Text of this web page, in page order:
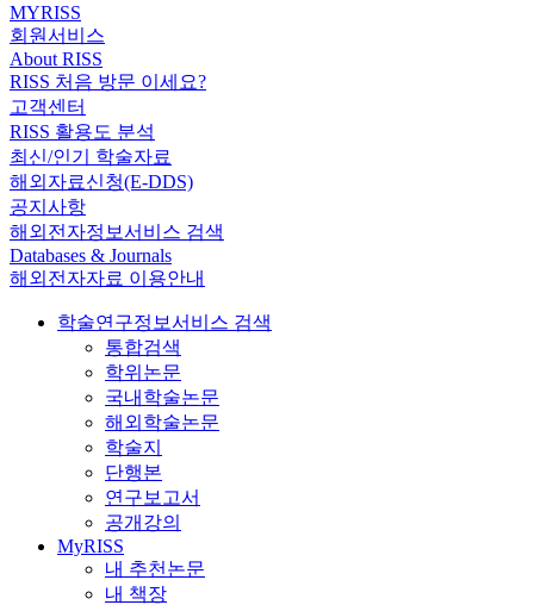
MYRISS
회원서비스
About RISS
RISS 처음 방문 이세요?
고객센터
RISS 활용도 분석
최신/인기 학술자료
해외자료신청(E-DDS)
공지사항
해외전자정보서비스 검색
Databases & Journals
해외전자자료 이용안내
학술연구정보서비스 검색
통합검색
학위논문
국내학술논문
해외학술논문
학술지
단행본
연구보고서
공개강의
MyRISS
내 추천논문
내 책장